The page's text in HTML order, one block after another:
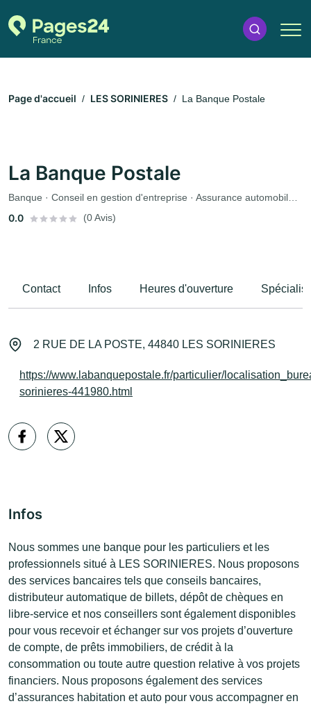
Page d'accueil LES SORINIERES La Banque Postale
La Banque Postale
0.0 (0 Avis)
Contact Infos Heures d'ouverture
2 RUE DE LA POSTE, 44840 LES SORINIERES
https://www.labanquepostale.fr/particulier/
sorinieres-441980.html
Infos
Nous sommes une banque pour les particuliers et les
professionnels situé à LES SORINIERES. Nous proposons
des services bancaires tels que conseils bancaires,
distributeur automatique de billets, dépôt de chèques en
libre-service et nos conseillers sont également disponibles
pour vous recevoir et échanger sur vos projets d’ouverture
de compte, de prêts immobiliers, de crédit à la
consommation ou toute autre question relative à vos projets
financiers. Nous proposons également des services
d’assurances habitation et auto pour vous accompagner en